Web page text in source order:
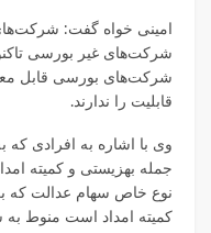
امینی خواه گفت:
شرکت‌های غیر بورسی
شرکت‌های بورسی قابل
قابلیت را ندارند.
وی با اشاره به افرادی
جمله بهزیستی و کمیته
نوع خاص سهام عدالت که